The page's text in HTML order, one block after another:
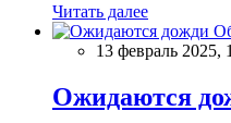
Читать далее
13 февраль 2025,
Ожидаются